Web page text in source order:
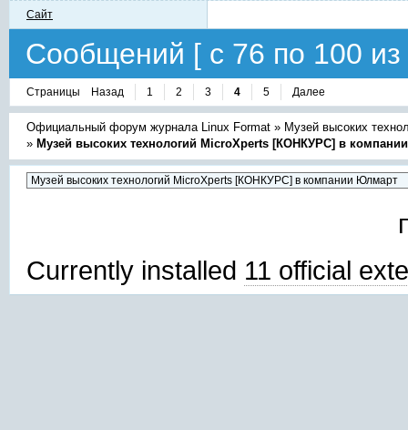
Сайт
Сообщений [ с 76 по 100 из
Страницы Назад 1 2 3 4 5 Далее
Официальный форум журнала Linux Format » Музей высоких
» Музей высоких технологий MicroXperts [КОНКУРС] в
Currently installed 11 official